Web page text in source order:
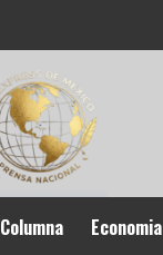
Columna Economia